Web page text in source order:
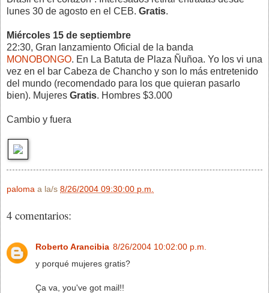
lunes 30 de agosto en el CEB. Gratis.
Miércoles 15 de septiembre
22:30, Gran lanzamiento Oficial de la banda
MONOBONGO. En La Batuta de Plaza Ñuñoa. Yo los vi una
vez en el bar Cabeza de Chancho y son lo más entretenido
del mundo (recomendado para los que quieran pasarlo
bien). Mujeres Gratis. Hombres $3.000
Cambio y fuera
paloma a la/s 8/26/2004 09:30:00 p.m.
4 comentarios:
Roberto Arancibia 8/26/2004 10:02:00 p.m.
y porqué mujeres gratis?
Ça va, you've got mail!!